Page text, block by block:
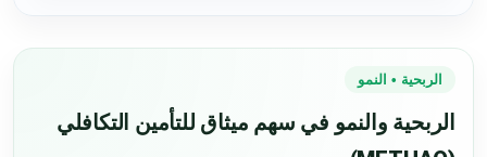
الربحية • النمو
الربحية والنمو في سهم ميثاق للتأمين التكافلي